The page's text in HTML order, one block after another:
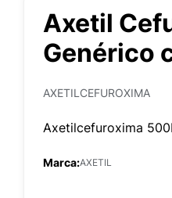
Axetil
Genérico
AXETILCEFUROXIMA
Axetilcefuroxima
Marca:AXETIL